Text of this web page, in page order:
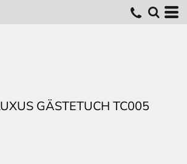
GÄSTETUCH TC005